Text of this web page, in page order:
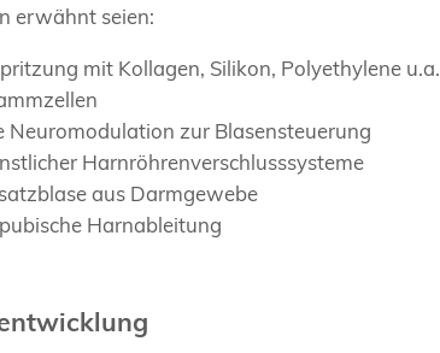
erwähnt seien:
mit Kollagen, Silikon, Polyethylene u.a.
Neuromodulation zur Blasensteuerung
Harnröhrenverschlusssysteme
aus Darmgewebe
Harnableitung